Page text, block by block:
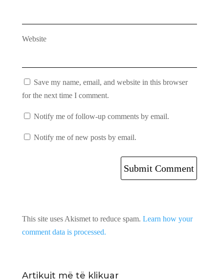
Website
Save my name, email, and website in this browser
for the next time I comment.
Notify me of follow-up comments by email.
Notify me of new posts by email.
This site uses Akismet to reduce spam. Learn how your
comment data is processed.
Artikujt më të klikuar